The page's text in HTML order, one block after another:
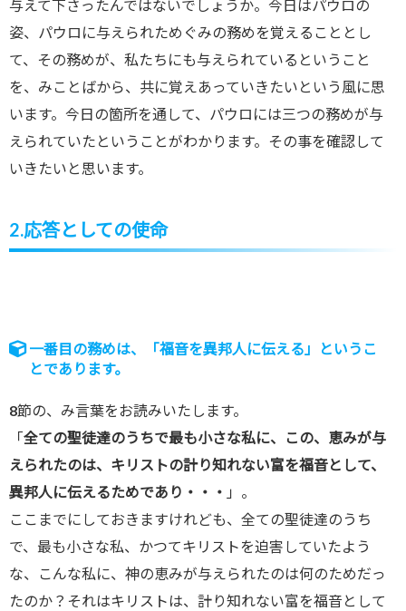
与えて下さったんではないでしょうか。今日はパウロの
姿、パウロに与えられためぐみの務めを覚えることとし
て、その務めが、私たちにも与えられているということ
を、みことばから、共に覚えあっていきたいという風に思
います。今日の箇所を通して、パウロには三つの務めが与
えられていたということがわかります。その事を確認して
いきたいと思います。
2.応答としての使命
一番目の務めは、「福音を異邦人に伝える」というこ
とであります。
8節の、み言葉をお読みいたします。
「全ての聖徒達のうちで最も小さな私に、この、恵みが与
えられたのは、キリストの計り知れない富を福音として、
異邦人に伝えるためであり・・・ 」。
ここまでにしておきますけれども、全ての聖徒達のうち
で、最も小さな私、かつてキリストを迫害していたよう
な、こんな私に、神の恵みが与えられたのは何のためだっ
たのか？それはキリストは、計り知れない富を福音として